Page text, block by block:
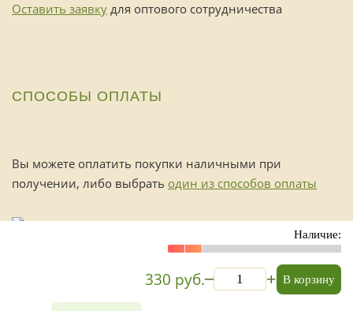
Наличие:
330 руб. + В корзину
Оставить заявку для оптового сотрудничества
СПОСОБЫ ОПЛАТЫ
Вы можете оплатить покупки наличными при
получении, либо выбрать один из способов оплаты